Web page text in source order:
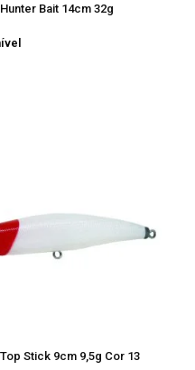
Bait 14cm 32g
Stick 9cm 9,5g Cor 13